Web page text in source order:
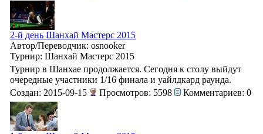
2-й день Шанхай Мастерс 2015
Автор/Переводчик: osnooker
Турнир: Шанхай Мастерс 2015
Турнир в Шанхае продолжается. Сегодня к столу выйдут
очередные участники 1/16 финала и уайлдкард раунда.
Создан: 2015-09-15
Просмотров: 5598 Комментариев: 0